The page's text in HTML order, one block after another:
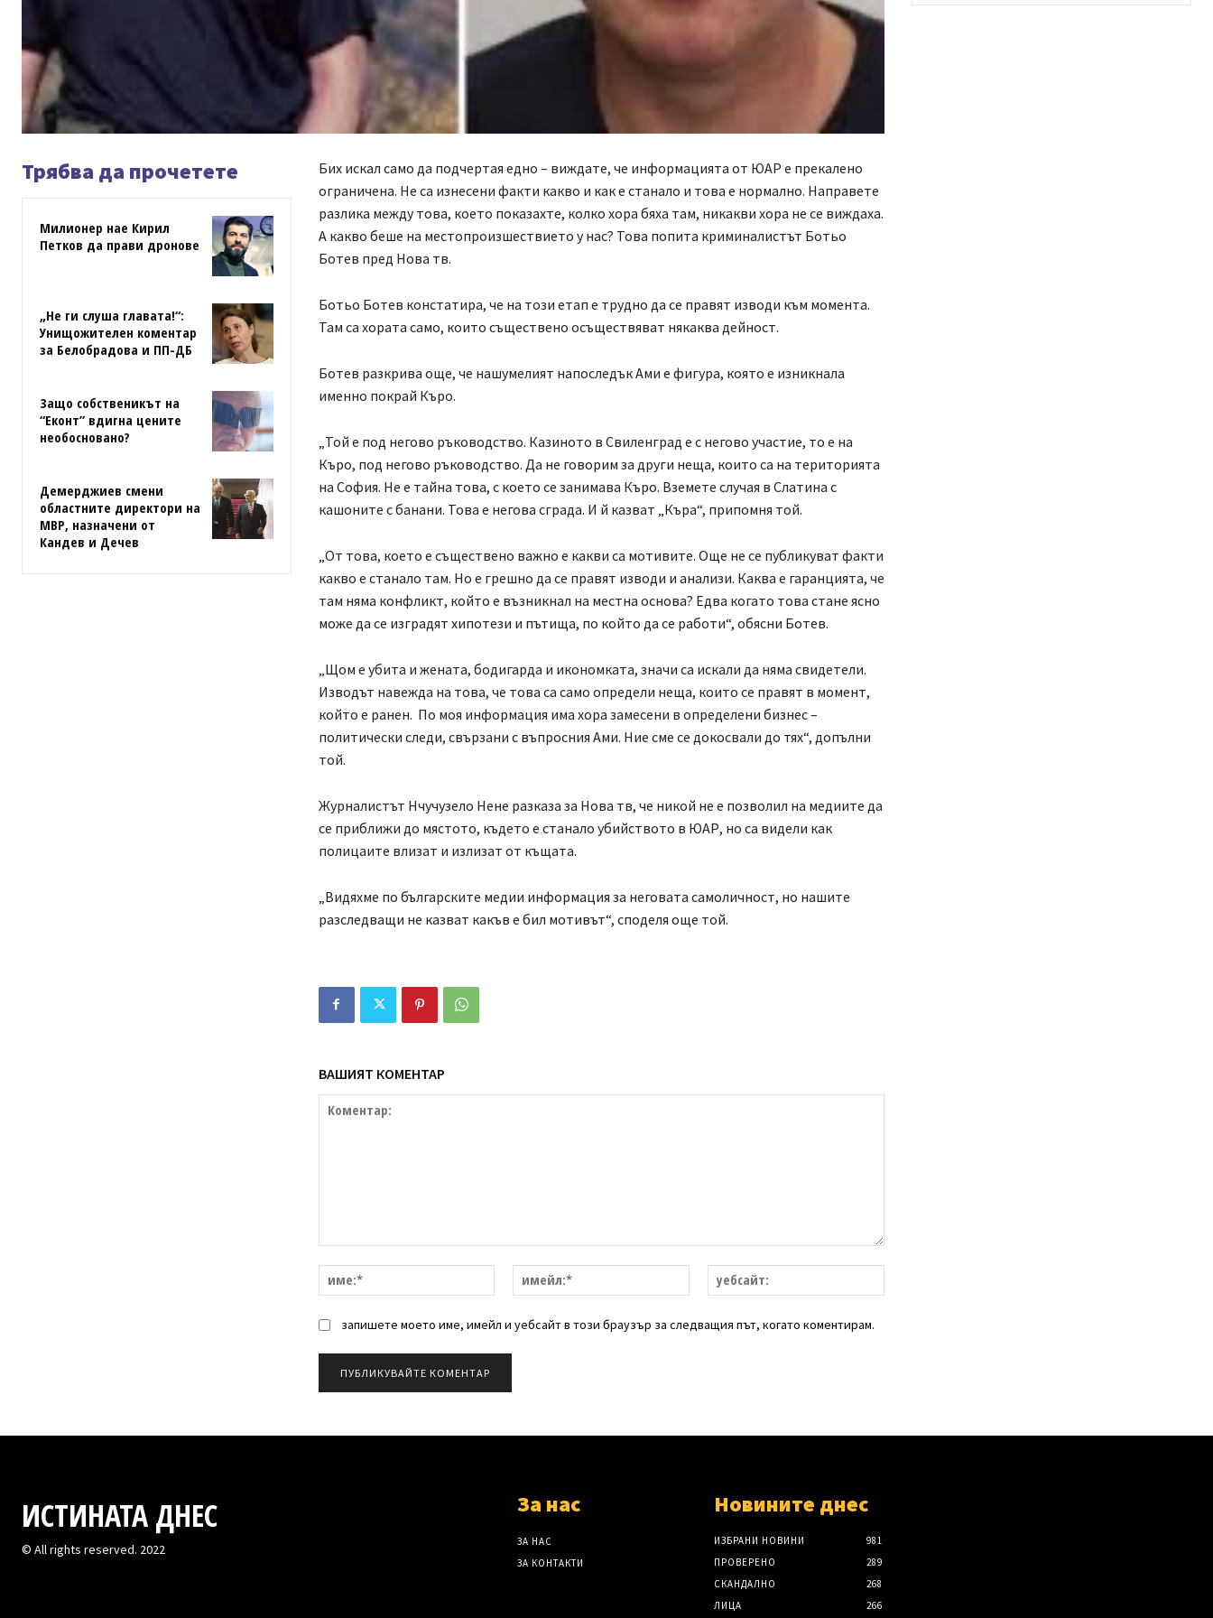
Трябва да прочетете
Милионер нае Кирил
Петков да прави дронове
„Не ги слуша главата!“:
Унищожителен коментар
за Белобрадова и ПП-ДБ
Защо собственикът на
“Еконт” вдигна цените
необосновано?
Демерджиев смени
областните директори на
МВР, назначени от
Кандев и Дечев
Бих искал само да подчертая едно – виждате, че информацията от ЮАР е прекалено
ограничена. Не са изнесени факти какво и как е станало и това е нормално. Направете
разлика между това, което показахте, колко хора бяха там, никакви хора не се виждаха.
А какво беше на местопроизшествието у нас? Това попита криминалистът Ботьо
Ботев пред Нова тв.
Ботьо Ботев констатира, че на този етап е трудно да се правят изводи към момента.
Там са хората само, които съществено осъществяват някаква дейност.
Ботев разкрива още, че нашумелият напоследък Ами е фигура, която е изникнала
именно покрай Къро.
„Той е под негово ръководство. Казиното в Свиленград е с негово участие, то е на
Къро, под негово ръководство. Да не говорим за други неща, които са на територията
на София. Не е тайна това, с което се занимава Къро. Вземете случая в Слатина с
кашоните с банани. Това е негова сграда. И й казват „Къра“, припомня той.
„От това, което е съществено важно е какви са мотивите. Още не се публикуват факти
какво е станало там. Но е грешно да се правят изводи и анализи. Каква е гаранцията, че
там няма конфликт, който е възникнал на местна основа? Едва когато това стане ясно
може да се изградят хипотези и пътища, по който да се работи“, обясни Ботев.
„Щом е убита и жената, бодигарда и икономката, значи са искали да няма свидетели.
Изводът навежда на това, че това са само определи неща, които се правят в момент,
който е ранен. По моя информация има хора замесени в определени бизнес –
политически следи, свързани с въпросния Ами. Ние сме се докосвали до тях“, допълни
той.
Журналистът Нчучузело Нене разказа за Нова тв, че никой не е позволил на медиите да
се приближи до мястото, където е станало убийството в ЮАР, но са видели как
полицаите влизат и излизат от къщата.
„Видяхме по българските медии информация за неговата самоличност, но нашите
разследващи не казват какъв е бил мотивът“, споделя още той.
ВАШИЯТ КОМЕНТАР
имейл:*
запишете моето име, имейл и уебсайт в този браузър за следващия път, когато коментирам.
ИСТИНАТА ДНЕС
© All rights reserved. 2022
За нас
ЗА НАС
ЗА КОНТАКТИ
Новините днес
ИЗБРАНИ НОВИНИ
981
ПРОВЕРЕНО
289
СКАНДАЛНО
268
ЛИЦА
266